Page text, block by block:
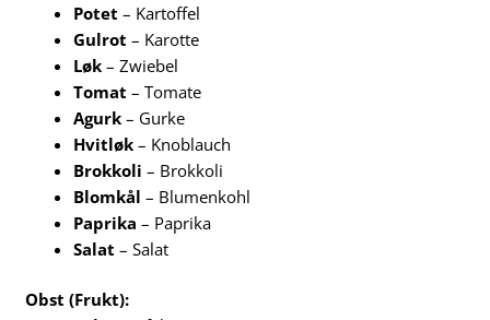
Potet – Kartoffel
Gulrot – Karotte
Løk – Zwiebel
Tomat – Tomate
Agurk – Gurke
Hvitløk – Knoblauch
Brokkoli – Brokkoli
Blomkål – Blumenkohl
Paprika – Paprika
Salat – Salat
Obst (Frukt):